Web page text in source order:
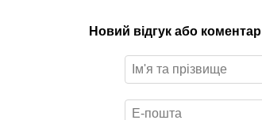
Новий відгук або коментар